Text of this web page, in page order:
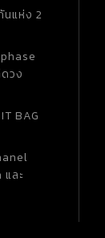
แห่ง 2
วง
BAG
ละ